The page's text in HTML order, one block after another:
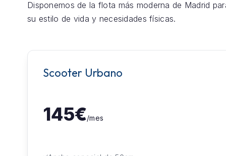
Disponemos de la flota más moderna de Madrid
su estilo de vida y necesidades físicas.
Scooter Urbano
145€/mes